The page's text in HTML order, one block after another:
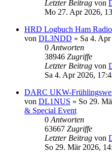
Letzter Beitrag von
Mo 27. Apr 2026,
HRD Logbuch Ham
von DL3NDD » Sa 4.
0 Antworten
38946 Zugriffe
Letzter Beitrag von
Sa 4. Apr 2026,
DARC UKW-
von DL1NUS » So 29.
& Special Event
0 Antworten
63667 Zugriffe
Letzter Beitrag von
So 29. Mär 2026,